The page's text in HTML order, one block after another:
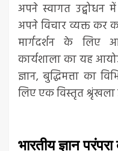
अपने स्वागत उद्बोधन
अपने विचार व्यक्त कर
मार्गदर्शन के लिए
कार्यशाला का यह
ज्ञान, बुद्धिमत्ता का
लिए एक विस्तृत श्रृंखला
भारतीय ज्ञान